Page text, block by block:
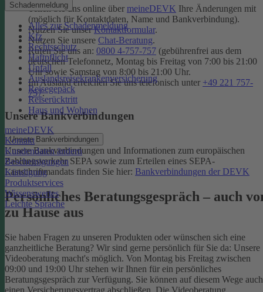
Schadenmeldung
Alles zur Schadenmeldung
Kfz
Rechtsschutz
Haftpflicht
Unfall
Auslandsreisekrankenversicherung
Reisegepäck
Reiserücktritt
Haus und Wohnen
meineDEVK
Kontakt
Kundendaten ändern
Bescheinigungen
Kündigung
Produktservices
Wissenswertes
Leichte Sprache
Teilen Sie uns online über meineDEVK Ihre Änderungen mit
(möglich für Kontaktdaten, Name und Bankverbindung).
Nutzen Sie unserKontaktformular.
Nutzen Sie unsere Chat-Beratung.
Rufen Sie uns an: 0800 4-757-757 (gebührenfrei aus dem
deutschen Telefonnetz, Montag bis Freitag von 7:00 bis 21:00
Uhr sowie Samstag von 8:00 bis 21:00 Uhr.
Im Ausland erreichen Sie uns telefonisch unter +49 221 757-
757.
Unsere Bankverbindungen
Unsere Bankverbindungen
Unsere Bankverbindungen und Informationen zum europäischen
Zahlungsverkehr SEPA sowie zum Erteilen eines SEPA-
Lastschriftmandats finden Sie hier: Bankverbindungen der DEVK
Persönliches Beratungsgespräch – auch
zu Hause aus
Sie haben Fragen zu unseren Produkten oder wünschen sich eine
ganzheitliche Beratung? Wir sind gerne persönlich für Sie da: Unsere
Videoberatung macht's möglich. Von Montag bis Freitag zwischen
09:00 und 19:00 Uhr stehen wir Ihnen für ein persönliches
Beratungsgespräch zur Verfügung. Sie können auf diesem Wege auch